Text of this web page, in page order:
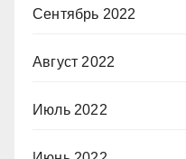
Сентябрь 2022
Август 2022
Июль 2022